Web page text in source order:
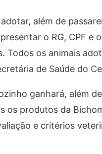
além de
o RG, CPF
Todos os animais
de Saúde do
ganhará, além
os produtos da
e critérios